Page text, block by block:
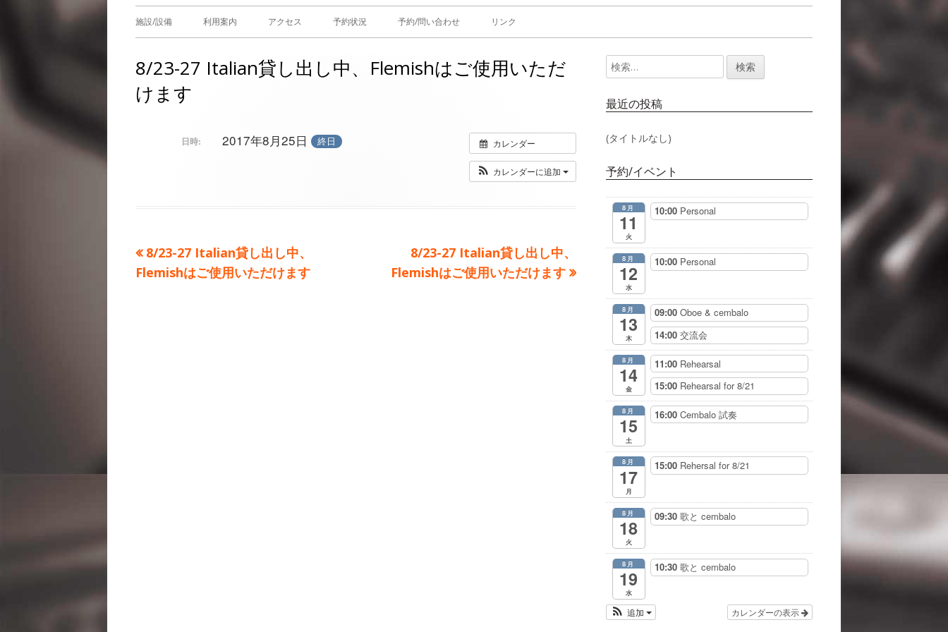
メ
ン
メ
施設/設備 利用案内 アクセス 予約状況 予約/問い合わせ リンク
8/23-27 Italian貸し出し中、Flemishはご使用いただ
けます
カレンダー
カレンダーに追加
日時: 2017年8月25日 終日
投前
の
8/23-27 Italian貸し出し中、
Flemishはご使用いただけます
次
の
8/23-27 Italian貸し出し中、
Flemishはご使用いただけます
メ
イ
ン
サ
イ
ド
バ
検
索:
最近の投稿
(タイトルなし)
予約/イベント
8月
11
火
10:00 Personal
8月
12
水
10:00 Personal
8月
13
木
09:00 Oboe & cembalo
14:00 交流会
8月
14
金
11:00 Rehearsal
15:00 Rehearsal for 8/21
8月
15
土
16:00 Cembalo 試奏
8月
17
月
15:00 Rehersal for 8/21
8月
18
火
09:30 歌と cembalo
8月
19
水
10:30 歌と cembalo
カレンダーの表示
追加